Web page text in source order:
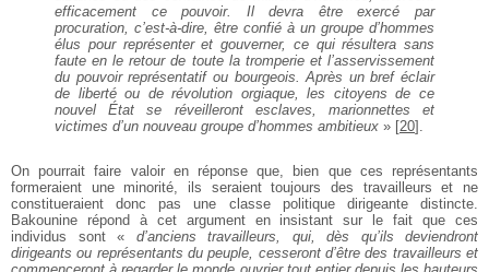
efficacement ce pouvoir. Il devra être exercé par
procuration, c’est-à-dire, être confié à un groupe d’hommes
élus pour représenter et gouverner, ce qui résultera sans
faute en le retour de toute la tromperie et l’asservissement
du pouvoir représentatif ou bourgeois. Après un bref éclair
de liberté ou de révolution orgiaque, les citoyens de ce
nouvel État se réveilleront esclaves, marionnettes et
victimes d’un nouveau groupe d’hommes ambitieux » [20] .
On pourrait faire valoir en réponse que, bien que ces représentants
formeraient une minorité, ils seraient toujours des travailleurs et ne
constitueraient donc pas une classe politique dirigeante distincte.
Bakounine répond à cet argument en insistant sur le fait que ces
individus sont « d’anciens travailleurs, qui, dès qu’ils deviendront
dirigeants ou représentants du peuple, cesseront d’être des travailleurs et